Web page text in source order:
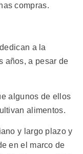
compras.
a la
años, a pesar de
algunos de ellos
alimentos.
y largo plazo y
en el marco de